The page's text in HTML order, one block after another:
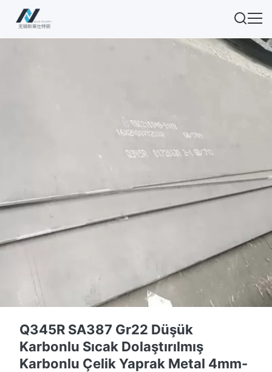
Q345R SA387 Gr22 Düşük
Karbonlu Sıcak Dolaştırılmış
Karbonlu Çelik Yaprak Metal 4mm-